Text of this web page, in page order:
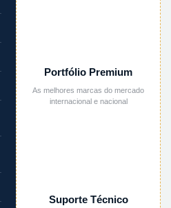
Portfólio Premium
As melhores marcas do mercado
internacional e nacional
Suporte Técnico